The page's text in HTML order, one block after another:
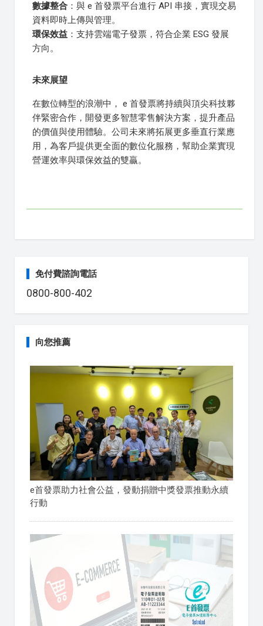
數據整合 ：與 e 首發票平台進行 API 串接，實現交易
資料即時上傳與管理。
環保效益 ：支持雲端電子發票，符合企業 ESG 發展
方向。
未來展望
在數位轉型的浪潮中， e 首發票將持續與頂尖科技夥
伴緊密合作，開發更多智慧零售解決方案，提升產品
的價值與使用體驗。公司未來將拓展更多垂直行業應
用，為客戶提供更全面的數位化服務，幫助企業實現
營運效率與環保效益的雙贏。
免付費諮詢電話
0800-800-402
向您推薦
e首發票助力社會公益，發動捐贈中獎發票推動永續
行動